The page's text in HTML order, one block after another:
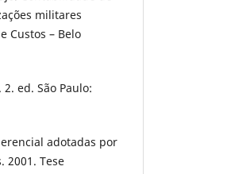
militares
Custos – Belo
ed. São Paulo:
adotadas por
2001. Tese